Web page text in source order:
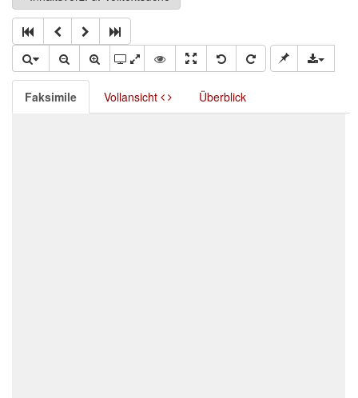
Faksimile Vollansicht Überblick